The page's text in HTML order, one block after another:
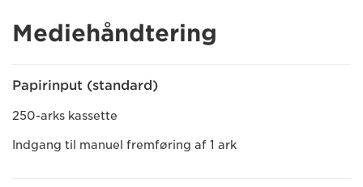
Mediehåndtering
Papirinput (standard)
250-arks kassette
Indgang til manuel fremføring af 1 ark